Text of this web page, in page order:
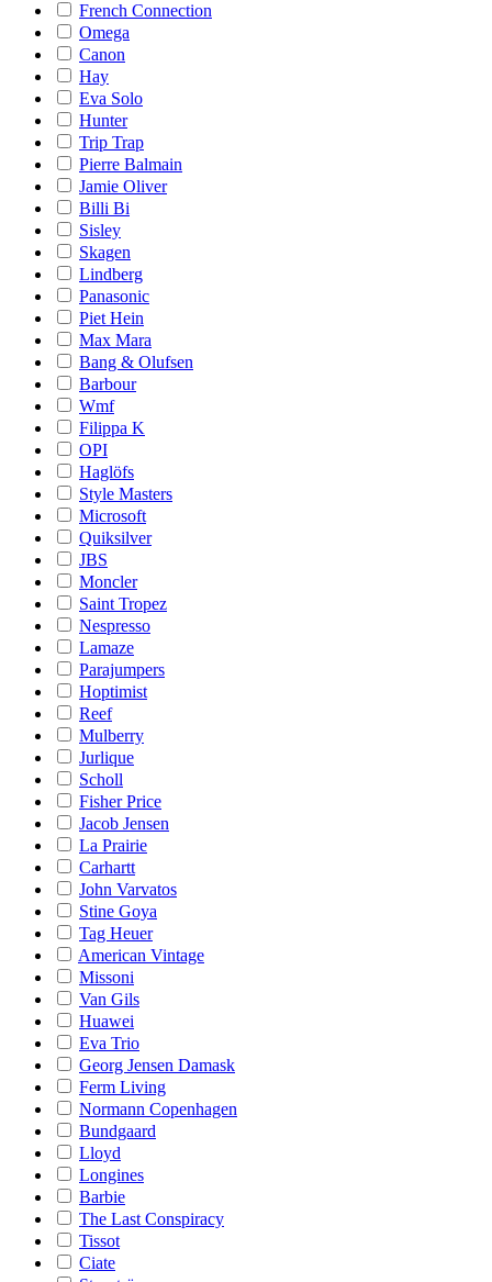
French Connection
Omega
Canon
Hay
Eva Solo
Hunter
Trip Trap
Pierre Balmain
Jamie Oliver
Billi Bi
Sisley
Skagen
Lindberg
Panasonic
Piet Hein
Max Mara
Bang & Olufsen
Barbour
Wmf
Filippa K
OPI
Haglöfs
Style Masters
Microsoft
Quiksilver
JBS
Moncler
Saint Tropez
Nespresso
Lamaze
Parajumpers
Hoptimist
Reef
Mulberry
Jurlique
Scholl
Fisher Price
Jacob Jensen
La Prairie
Carhartt
John Varvatos
Stine Goya
Tag Heuer
American Vintage
Missoni
Van Gils
Huawei
Eva Trio
Georg Jensen Damask
Ferm Living
Normann Copenhagen
Bundgaard
Lloyd
Longines
Barbie
The Last Conspiracy
Tissot
Ciate